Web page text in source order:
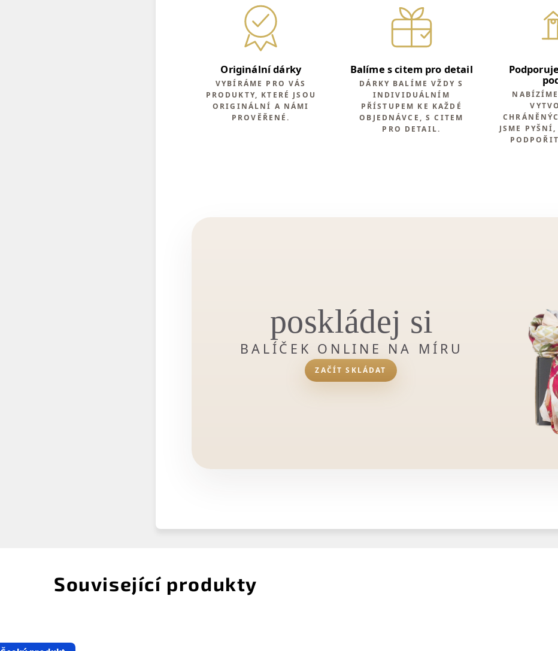
Originální dárky
VYBÍRÁME PRO VÁS
PRODUKTY, KTERÉ JSOU
ORIGINÁLNÍ A NÁMI
PROVĚŘENÉ.
Balíme s citem pro detail
DÁRKY BALÍME VŽDY S
INDIVIDUÁLNÍM
PŘÍSTUPEM KE KAŽDÉ
OBJEDNÁVCE, S CITEM
PRO DETAIL.
JSME
poskládej si
BALÍČEK ONLINE NA MÍRU
ZAČÍT SKLÁDAT
Související produkty